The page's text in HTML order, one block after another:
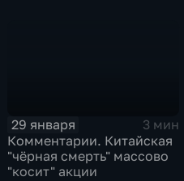
29 января
3 мин
Комментарии. Китайская
"чёрная смерть" массово
"косит" акции